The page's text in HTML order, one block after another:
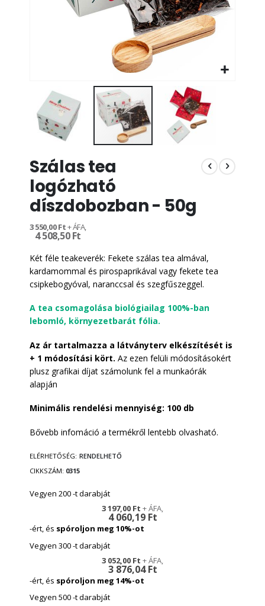
a
képgaléria
elejére
Szálas tea
logózható
díszdobozban - 50g
4 508,50 Ft
3 550,00 Ft
Két féle teakeverék: Fekete szálas tea almával,
kardamommal és pirospaprikával vagy fekete tea
csipkebogyóval, naranccsal és szegfűszeggel.
A tea csomagolása biológiailag 100%-ban
lebomló, környezetbarát fólia.
Az ár tartalmazza a látványterv elkészítését is
+ 1 módosítási kört. Az ezen felüli módosításokért
plusz grafikai díjat számolunk fel a munkaórák
alapján
Minimális rendelési mennyiség: 100 db
Bővebb infomáció a termékről lentebb olvasható.
ELÉRHETŐSÉG: RENDELHETŐ
CIKKSZÁM 0315
Vegyen 200 -t darabját
4 060,19 Ft
3 197,00 Ft
-ért, és spóroljon meg 10%-ot
Vegyen 300 -t darabját
3 876,04 Ft
3 052,00 Ft
-ért, és spóroljon meg 14%-ot
Vegyen 500 -t darabját